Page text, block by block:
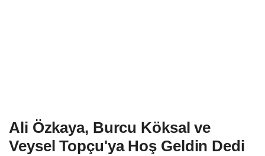
Ali Özkaya, Burcu Köksal ve
Veysel Topçu'ya Hoş Geldin Dedi